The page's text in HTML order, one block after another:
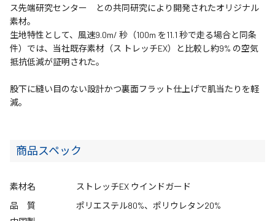
ス先端研究センター との共同研究により開発されたオリジナル
素材。
生地特性として、風速9.0m/ 秒（100m を11.1 秒で走る場合と同条
件）では、当社既存素材（ス トレッチEX）と比較し約9% の空気
抵抗低減が証明された。
股下に縫い目のない設計かつ裏面フラット仕上げで肌当たりを軽
減。
商品スペック
素材名
ストレッチEX ウインドガード
品 質
ポリエステル80%、ポリウレタン20%